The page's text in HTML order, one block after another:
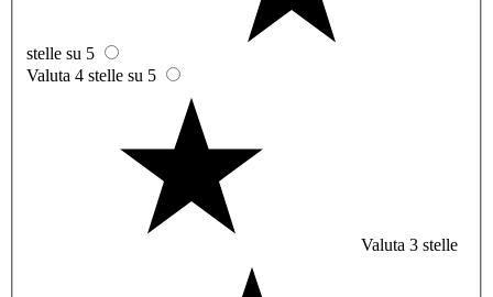
stelle su 5
Valuta 4 stelle su 5
Valuta 3 stelle